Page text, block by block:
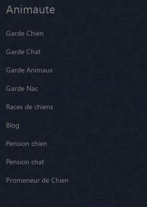
Animaute
Garde Chien
Garde Chat
Garde Animaux
Garde Nac
Races de chiens
Blog
Pension chien
Pension chat
Promeneur de Chien